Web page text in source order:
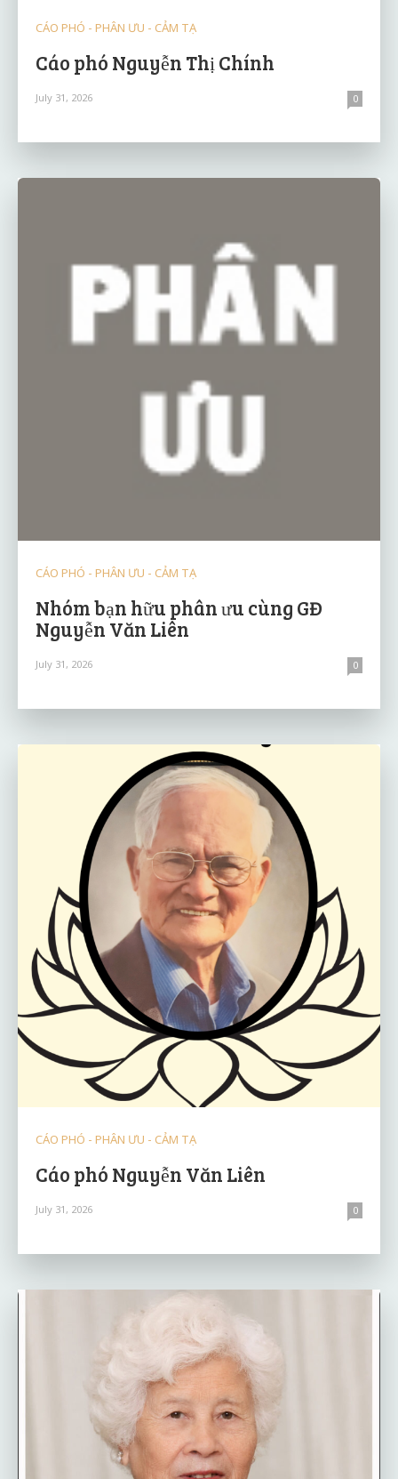
CÁO PHÓ - PHÂN ƯU - CẢM TẠ
Cáo phó Nguyễn Thị Chính
July 31, 2026 0
CÁO PHÓ - PHÂN ƯU - CẢM TẠ
Nhóm bạn hữu phân ưu cùng GĐ
Nguyễn Văn Liên
July 31, 2026 0
CÁO PHÓ - PHÂN ƯU - CẢM TẠ
Cáo phó Nguyễn Văn Liên
July 31, 2026 0